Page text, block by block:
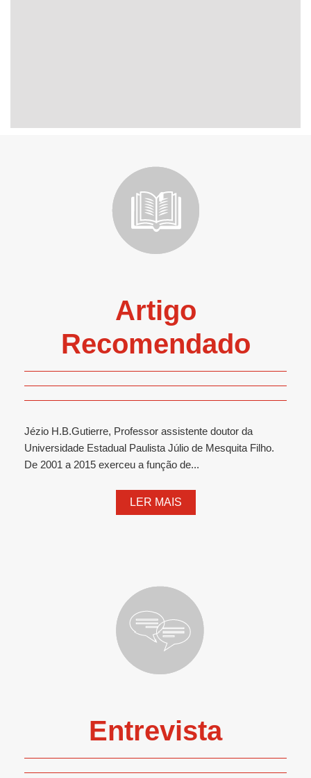
Artigo
Recomendado
Jézio H.B.Gutierre, Professor assistente doutor da
Universidade Estadual Paulista Júlio de Mesquita Filho.
De 2001 a 2015 exerceu a função de...
LER MAIS
Entrevista